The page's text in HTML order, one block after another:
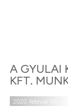
A GYULAI
KFT.
2020. február 04.